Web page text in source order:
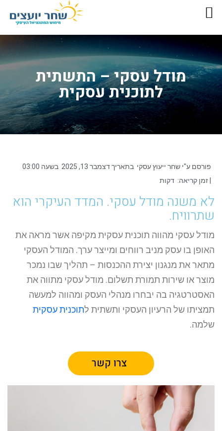
מודל עסקי – התשתית
לתוכנית עסקית
פורסם ע"י שחר ייעוץ עסקי בתאריךדצמבר 13, 2025 בשעה
| זמן קריאה: דקות
לא משנה מודל עסקי. המדד העיקרי הוא
שתרוויח.
מודל עסקי מהווה תוכנית עסקית מקיפה אשר מראה את
האופן בו עסק מניב רווחים ומייצר ערך. המודל העסקי
מתאר את מנגנון יצירת ההכנסות – תהליך שבו נמכר
מוצר או שירות תמורת תשלום. מודל עסקי מתווה את
האסטרטגיה בה יבחרו מנהלי העסק ומהווה למעשה
תמציתו של הרעיון העסקי ותשתית לתוכנית עסקית
שלמה.
צרו קשר